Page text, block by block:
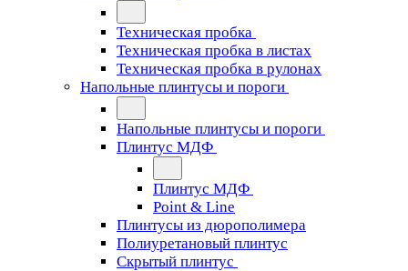
Техническая пробка
Техническая пробка в листах
Техническая пробка в рулонах
Напольные плинтусы и пороги
Напольные плинтусы и пороги
Плинтус МДФ
Плинтус МДФ
Point & Line
Плинтусы из дюрополимера
Полиуретановый плинтус
Скрытый плинтус